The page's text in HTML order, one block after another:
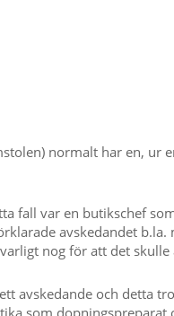
normalt har en,
fall var en butikschef
avskedandet
nog för att det
avskedande och detta
som